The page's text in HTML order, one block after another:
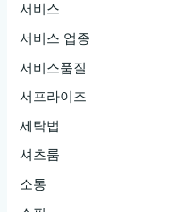
서비스
서비스 업종
서비스품질
서프라이즈
세탁법
셔츠룸
소통